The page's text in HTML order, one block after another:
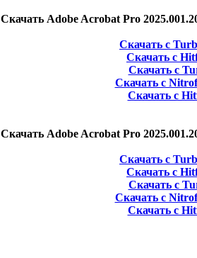
Скачать Adobe Acrobat Pro
Скачать с
Скачать с
Скачать с
Скачать с
Скачать с
Скачать Adobe Acrobat Pro
Скачать с
Скачать с
Скачать с
Скачать с
Скачать с